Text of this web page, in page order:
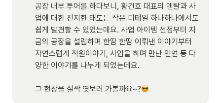
공장 내부 투어를 하다보니, 황건호 대표의 멘탈과 사
업에 대한 진지한 태도는 작은 디테일 하나하나에서도
쉽게 발견할 수 있었는데요. 사업 아이템 선정부터 지
금의 공장을 설립하며 한땀 한땀 이뤄낸 이야기부터
자연스럽게 직원이야기, 사업을 하며 만난 인연 등 다
양한 이야기를 나누게 되었는데요.
그 현장을 살짝 엿보러 가볼까요~?